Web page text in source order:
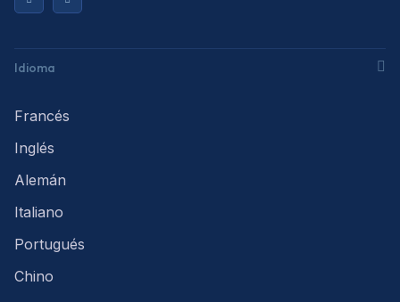
Idioma
Francés
Inglés
Alemán
Italiano
Portugués
Chino